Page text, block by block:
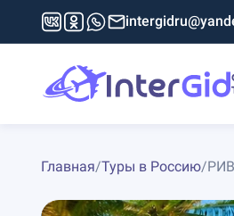
Главная/Туры в Россию/